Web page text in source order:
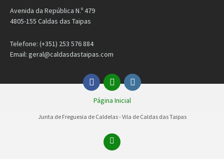
Avenida da República N.º 479
4805-155 Caldas das Taipas
Telefone: (+351) 253 576 884
Email: geral@caldasdastaipas.com
Facebook
EmailInstagram
Página Inicial
Junta de Freguesia de Caldelas - Vila de Caldas das Taipas